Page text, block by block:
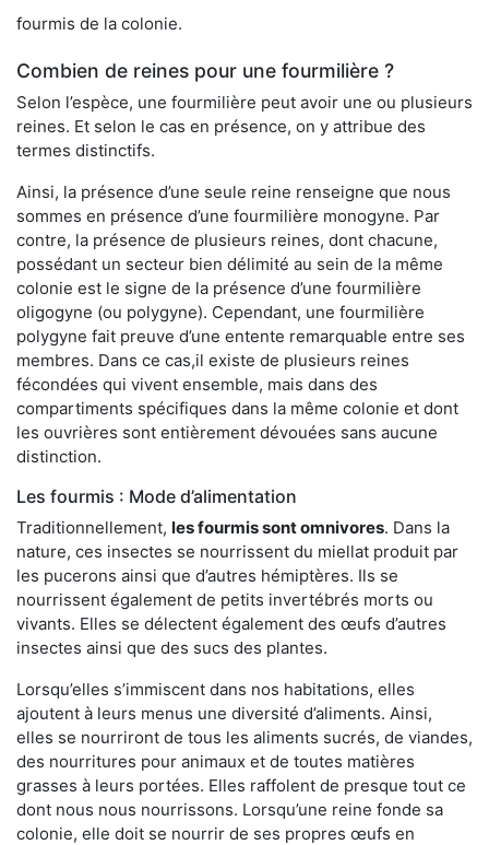
fourmis de la colonie.
Combien de reines pour une fourmilière ?
Selon l’espèce, une fourmilière peut avoir une ou plusieurs
reines. Et selon le cas en présence, on y attribue des
termes distinctifs.
Ainsi, la présence d’une seule reine renseigne que nous
sommes en présence d’une fourmilière monogyne. Par
contre, la présence de plusieurs reines, dont chacune,
possédant un secteur bien délimité au sein de la même
colonie est le signe de la présence d’une fourmilière
oligogyne (ou polygyne). Cependant, une fourmilière
polygyne fait preuve d’une entente remarquable entre ses
membres. Dans ce cas,il existe de plusieurs reines
fécondées qui vivent ensemble, mais dans des
compartiments spécifiques dans la même colonie et dont
les ouvrières sont entièrement dévouées sans aucune
distinction.
Les fourmis : Mode d’alimentation
Traditionnellement, les fourmis sont omnivores. Dans la
nature, ces insectes se nourrissent du miellat produit par
les pucerons ainsi que d’autres hémiptères. Ils se
nourrissent également de petits invertébrés morts ou
vivants. Elles se délectent également des œufs d’autres
insectes ainsi que des sucs des plantes.
Lorsqu’elles s’immiscent dans nos habitations, elles
ajoutent à leurs menus une diversité d’aliments. Ainsi,
elles se nourriront de tous les aliments sucrés, de viandes,
des nourritures pour animaux et de toutes matières
grasses à leurs portées. Elles raffolent de presque tout ce
dont nous nous nourrissons. Lorsqu’une reine fonde sa
colonie, elle doit se nourrir de ses propres œufs en